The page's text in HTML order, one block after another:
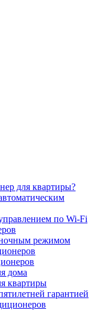
для квартиры?
по Wi-Fi
ночным режимом
дома
квартиры
гарантией